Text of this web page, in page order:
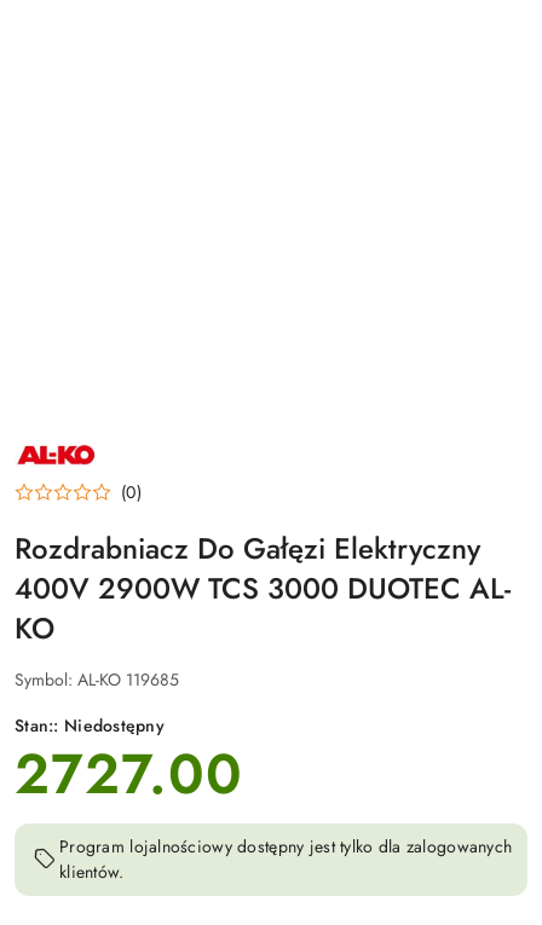
NAZWA
PRODUCENTA:
AL-
KO (0)
Rozdrabniacz Do Gałęzi Elektryczny
400V 2900W TCS 3000 DUOTEC AL-
KO
Symbol: AL-KO 119685
Stan:: Niedostępny
cena:
2727.00
Program lojalnościowy dostępny jest tylko dla zalogowanych
klientów.